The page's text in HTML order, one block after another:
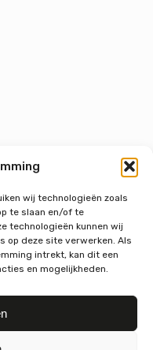
wij technologieën zoals
te slaan en/of te
technologieën kunnen wij
op deze site verwerken. Als
intrekt, kan dit een
en mogelijkheden.
e